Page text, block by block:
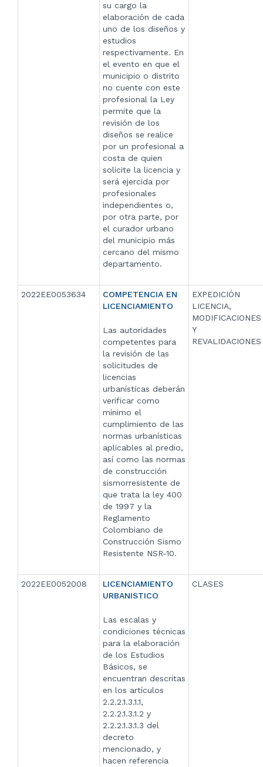
su cargo la
elaboración de cada
uno de los diseños y
estudios
respectivamente. En
el evento en que el
municipio o distrito
no cuente con este
profesional la Ley
permite que la
revisión de los
diseños se realice
por un profesional a
costa de quien
solicite la licencia y
será ejercida por
profesionales
independientes o,
por otra parte, por
el curador urbano
del municipio más
cercano del mismo
departamento.
2022EE0053634
COMPETENCIA EN
LICENCIAMIENTO
Las autoridades
competentes para
la revisión de las
solicitudes de
licencias
urbanísticas deberán
verificar como
mínimo el
cumplimiento de las
normas urbanísticas
aplicables al predio,
así como las normas
de construcción
sismorresistente de
que trata la ley 400
de 1997 y la
Reglamento
Colombiano de
Construcción Sismo
Resistente NSR-10.
EXPEDICIÓN
LICENCIA,
MODIFICACIONES
Y
REVALIDACIONES
2022EE0052008
LICENCIAMIENTO
URBANISTICO
Las escalas y
condiciones técnicas
para la elaboración
de los Estudios
Básicos, se
encuentran descritas
en los artículos
2.2.2.1.3.1.1,
2.2.2.1.3.1.2 y
2.2.2.1.3.1.3 del
decreto
mencionado, y
hacen referencia
CLASES